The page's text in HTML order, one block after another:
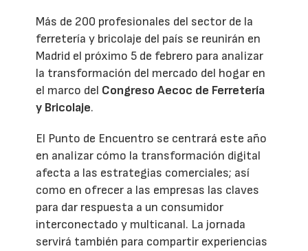
Más de 200 profesionales del sector de la
ferretería y bricolaje del país se reunirán en
Madrid el próximo 5 de febrero para analizar
la transformación del mercado del hogar en
el marco del Congreso Aecoc de Ferretería
y Bricolaje.
El Punto de Encuentro se centrará este año
en analizar cómo la transformación digital
afecta a las estrategias comerciales; así
como en ofrecer a las empresas las claves
para dar respuesta a un consumidor
interconectado y multicanal. La jornada
servirá también para compartir experiencias